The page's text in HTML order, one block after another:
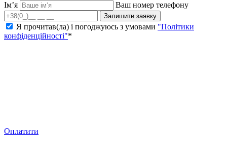
Ім’я Ваш номер телефону
Залишити заявку
Я прочитав(ла) і погоджуюсь з умовами "Політики
конфіденційності"*
Оплатити